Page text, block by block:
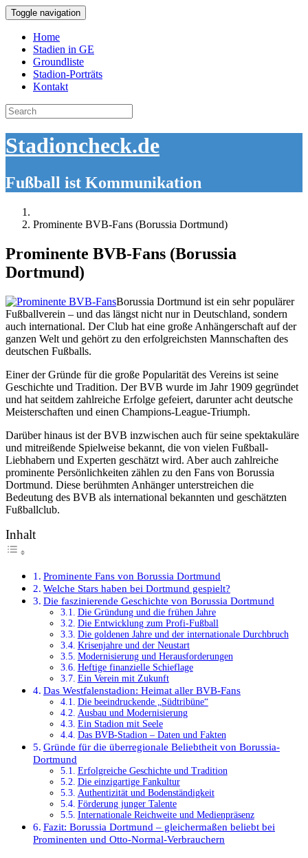
Toggle navigation
Home
Stadien in GE
Groundliste
Stadion-Porträts
Kontakt
Search
for:
Stadioncheck.de
Fußball ist Kommunikation
Prominente BVB-Fans (Borussia Dortmund)
Prominente BVB-Fans (Borussia
Dortmund)
Borussia Dortmund ist ein sehr populärer
Fußballverein – und das längst nicht nur in Deutschland, sondern
auch international. Der Club hat eine große Anhängerschaft auf der
ganzen Welt und gehört zu den erfolgreichsten Mannschaften des
deutschen Fußballs.
Einer der Gründe für die große Popularität des Vereins ist seine
Geschichte und Tradition. Der BVB wurde im Jahr 1909 gegründet
und hat seitdem zahlreiche Erfolge gefeiert, darunter acht deutsche
Meisterschaften und einen Champions-League-Triumph.
Darüber hinaus ist der BVB inzwischen auch für seine spektakuläre
und mitreißende Spielweise bekannt, die von vielen Fußball-
Liebhabern und Experten geschätzt wird. Aber auch zahlreiche
prominente Persönlichkeiten zählen zu den Fans von Borussia
Dortmund. Diese berühmten Anhänger unterstreichen die
Bedeutung des BVB als international bekannten und geschätzten
Fußballclub.
Inhalt
Prominente Fans von Borussia Dortmund
Welche Stars haben bei Dortmund gespielt?
Die faszinierende Geschichte von Borussia Dortmund
Die Gründung und die frühen Jahre
Die Entwicklung zum Profi-Fußball
Die goldenen Jahre und der internationale Durchbruch
Krisenjahre und der Neustart
Modernisierung und Herausforderungen
Heftige finanzielle Schieflage
Ein Verein mit Zukunft
Das Westfalenstadion: Heimat aller BVB-Fans
Die beeindruckende „Südtribüne“
Ausbau und Modernisierung
Ein Stadion mit Seele
Das BVB-Stadion – Daten und Fakten
Gründe für die überregionale Beliebtheit von Borussia-
Dortmund
Erfolgreiche Geschichte und Tradition
Die einzigartige Fankultur
Authentizität und Bodenständigkeit
Förderung junger Talente
Internationale Reichweite und Medienpräsenz
Fazit: Borussia Dortmund – gleichermaßen beliebt bei
Prominenten und Otto-Normal-Verbrauchern